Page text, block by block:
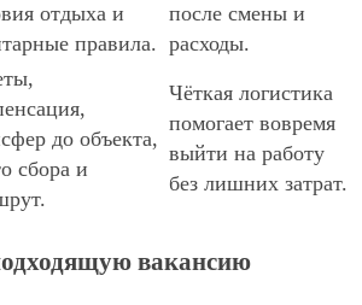
отдыха и
правила.
после смены и
расходы.
до объекта,
сбора и
Чёткая логистика
помогает вовремя
выйти на работу
без лишних затрат.
вакансию